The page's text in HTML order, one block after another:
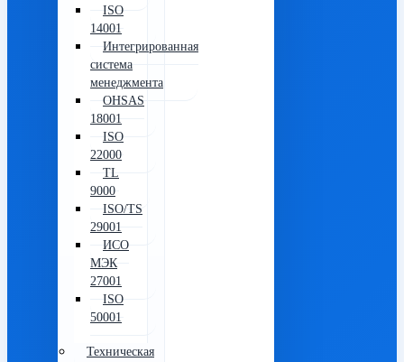
ISO
14001
Интегрированная
система
менеджмента
OHSAS
18001
ISO
22000
TL
9000
ISO/TS
29001
ИСО
МЭК
27001
ISO
50001
Техническая